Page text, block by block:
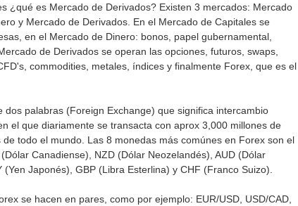
¿qué es Mercado de Derivados? Existen 3 mercados: Mercado
y Mercado de Derivados. En el Mercado de Capitales se
en el Mercado de Dinero: bonos, papel gubernamental,
de Derivados se operan las opciones, futuros, swaps,
commodities, metales, índices y finalmente Forex, que es el
dos palabras (Foreign Exchange) que significa intercambio
el que diariamente se transacta con aprox 3,000 millones de
todo el mundo. Las 8 monedas más comúnes en Forex son el
Canadiense), NZD (Dólar Neozelandés), AUD (Dólar
Japonés), GBP (Libra Esterlina) y CHF (Franco Suizo).
se hacen en pares, como por ejemplo: EUR/USD, USD/CAD,